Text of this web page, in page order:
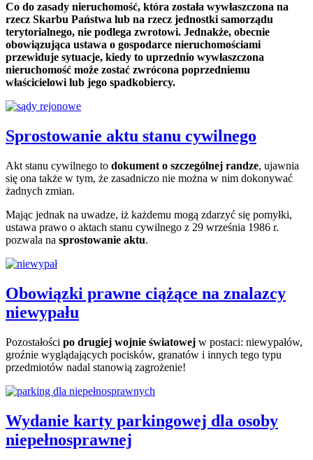
Co do zasady nieruchomość, która została wywłaszczona na
rzecz Skarbu Państwa lub na rzecz jednostki samorządu
terytorialnego, nie podlega zwrotowi. Jednakże, obecnie
obowiązująca ustawa o gospodarce nieruchomościami
przewiduje sytuacje, kiedy to uprzednio wywłaszczona
nieruchomość może zostać zwrócona poprzedniemu
właścicielowi lub jego spadkobiercy.
Sprostowanie aktu stanu cywilnego
Akt stanu cywilnego to dokument o szczególnej randze, ujawnia
się ona także w tym, że zasadniczo nie można w nim dokonywać
żadnych zmian.
Mając jednak na uwadze, iż każdemu mogą zdarzyć się pomyłki,
ustawa prawo o aktach stanu cywilnego z 29 września 1986 r.
pozwala na sprostowanie aktu.
Obowiązki prawne ciążące na znalazcy
niewypału
Pozostałości po drugiej wojnie światowej w postaci: niewypałów,
groźnie wyglądających pocisków, granatów i innych tego typu
przedmiotów nadal stanowią zagrożenie!
Wydanie karty parkingowej dla osoby
niepełnosprawnej